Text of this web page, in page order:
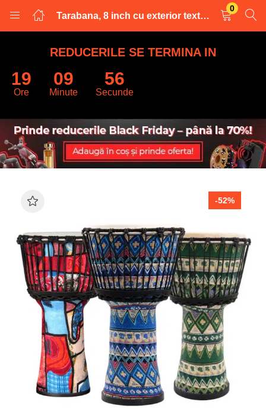
Tarabana, 8 inch cu exterior textil multicolor
0
LOGARE
INREGISTRARE
Introduceti numele de utilizator și parola pentru a va autentifica.
Parola uitata?
REDUCERILE SE TERMINA IN
19
Ore
09
Minute
55
Secunde
-52%